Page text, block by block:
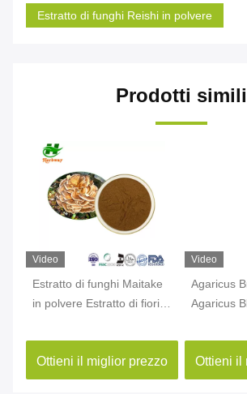
Estratto di funghi Reishi in polvere
Prodotti simili
Video
Estratto di funghi Maitake
in polvere Estratto di fiori di
Polisaccaridi in polvere
Ottieni il miglior prezzo
Video
Agaricus
Agaricus
Ottieni il